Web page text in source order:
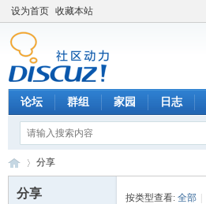
设为首页 收藏本站
论坛 群组 家园 日志
分享
分享 按类型查看: 全部